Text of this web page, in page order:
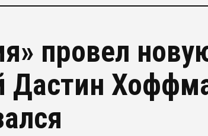
провел
Дастин